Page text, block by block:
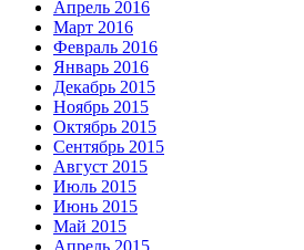
Апрель 2016
Март 2016
Февраль 2016
Январь 2016
Декабрь 2015
Ноябрь 2015
Октябрь 2015
Сентябрь 2015
Август 2015
Июль 2015
Июнь 2015
Май 2015
Апрель 2015